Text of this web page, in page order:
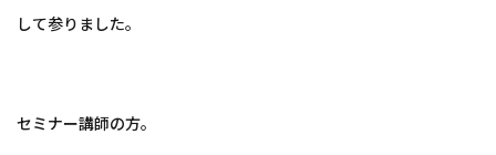
して参りました。
セミナー講師の方。